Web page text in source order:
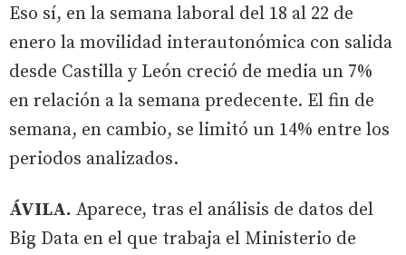
Eso sí, en la semana laboral del 18 al 22 de
enero la movilidad interautonómica con salida
desde Castilla y León creció de media un 7%
en relación a la semana predecente. El fin de
semana, en cambio, se limitó un 14% entre los
periodos analizados.
ÁVILA. Aparece, tras el análisis de datos del
Big Data en el que trabaja el Ministerio de